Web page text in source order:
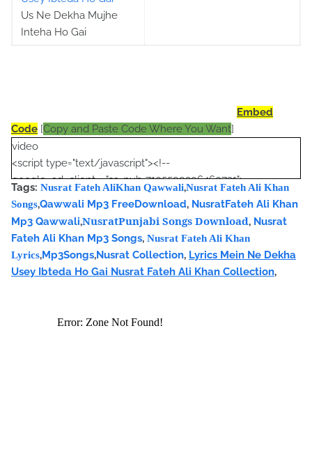
Us Ne Dekha Mujhe
Inteha Ho Gai
Embed
Code [Copy and Paste Code Where You Want]
video
<script type="text/javascript"><!--
google_ad_client = "ca-pub-7105599396460731";
/* Nusrat Banner */
google_ad_slot = "1942697416";
google_ad_width = 468;
google_ad_height = 60;
//-->
</script>
s" type="text/javascript">
Tags: Nusrat Fateh AliKhan Qawwali,Nusrat Fateh Ali Khan
Songs,Qawwali Mp3 FreeDownload, NusratFateh Ali Khan
Mp3 Qawwali,NusratPunjabi Songs Download, Nusrat
Fateh Ali Khan Mp3 Songs, Nusrat Fateh Ali Khan
Lyrics,Mp3Songs,Nusrat Collection, Lyrics Mein Ne Dekha
Usey Ibteda Ho Gai Nusrat Fateh Ali Khan Collection,